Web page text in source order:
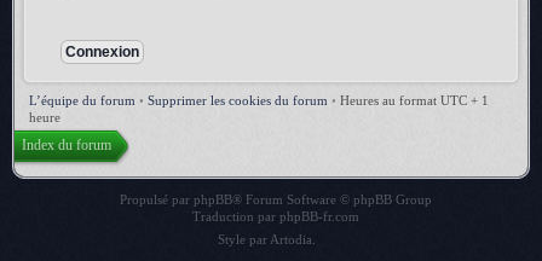
L’équipe du forum • Supprimer les cookies du forum • Heures au format UTC + 1
heure
Index du forum
Propulsé par phpBB® Forum Software © phpBB Group
Traduction par phpBB-fr.com
Style par Artodia